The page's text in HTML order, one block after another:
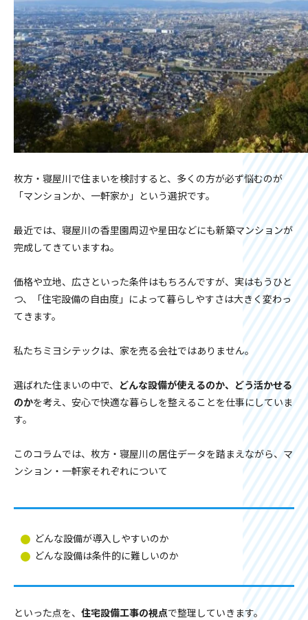
枚方・寝屋川で住まいを検討すると、多くの方が必ず悩むのが
「マンションか、一軒家か」という選択です。
最近では、寝屋川の香里園周辺や星田などにも新築マンションが
完成してきていますね。
価格や立地、広さといった条件はもちろんですが、実はもうひと
つ、「住宅設備の自由度」によって暮らしやすさは大きく変わっ
てきます。
私たちミヨシテックは、家を売る会社ではありません。
選ばれた住まいの中で、 どんな設備が使えるのか、どう活かせる
のかを考え、安心で快適な暮らしを整えることを仕事にしていま
す。
このコラムでは、枚方・寝屋川の居住データを踏まえながら、マ
ンション・一軒家それぞれについて
どんな設備が導入しやすいのか
どんな設備は条件的に難しいのか
といった点を、 住宅設備工事の視点で整理していきます。